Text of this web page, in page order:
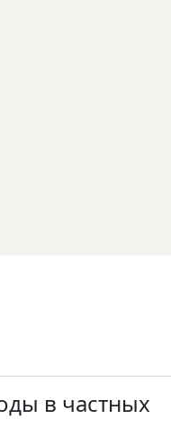
в частных